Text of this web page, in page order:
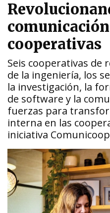
cooperativas
Seis cooperativas de
de la ingeniería, los
la investigación, la
de software y la
fuerzas para
interna en las
iniciativa